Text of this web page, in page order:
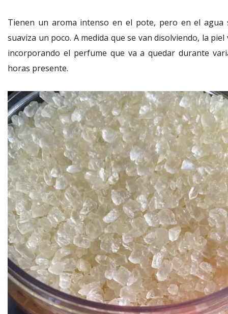
Tienen un aroma intenso en el pote, pero en el agua
suaviza un poco. A medida que se van disolviendo, la piel
incorporando el perfume que va a quedar durante
horas presente.